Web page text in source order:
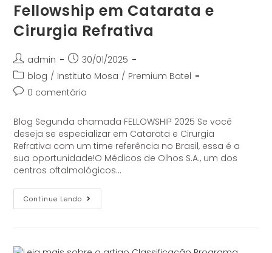
Fellowship em Catarata e
Cirurgia Refrativa
admin
30/01/2025
blog / Instituto Mosa / Premium Batel
0 comentário
Blog Segunda chamada FELLOWSHIP 2025 Se você
deseja se especializar em Catarata e Cirurgia
Refrativa com um time referência no Brasil, essa é a
sua oportunidade!O Médicos de Olhos S.A., um dos
centros oftalmológicos…
Continue Lendo